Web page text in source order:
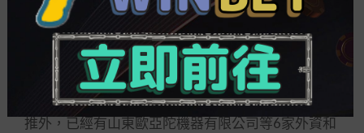
山東濟寧，中國推土機行業的排頭兵企業——山
推所在地，世界第二大工程機器集團小松制作所和
世界上最大的液壓件企業之一的伊頓公司等在中國
的合資企業也云集于此。特別是2024年山推與小松
合辦的山推國際事業園開業以來，除山推、小松山
推外，已經有山東歐亞陀機器有限公司等6家外資和